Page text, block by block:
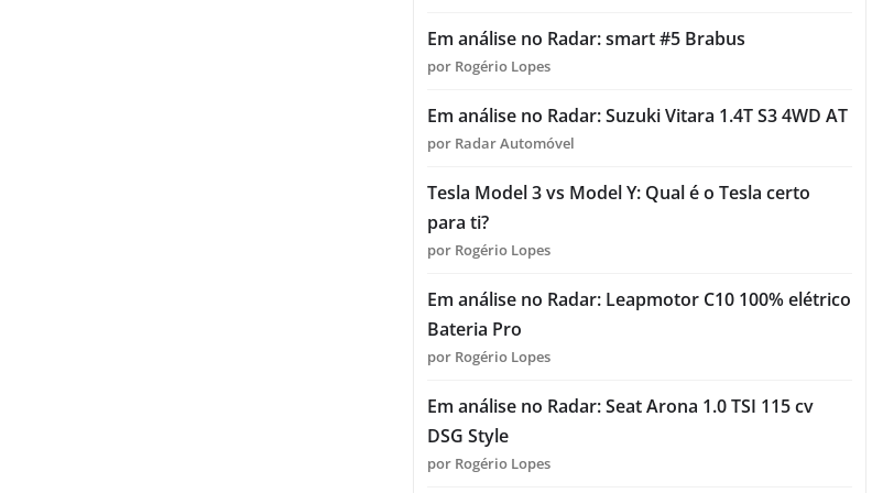
Em análise no Radar: smart #5 Brabus
por Rogério Lopes
Em análise no Radar: Suzuki Vitara 1.4T S3 4WD AT
por Radar Automóvel
Tesla Model 3 vs Model Y: Qual é o Tesla certo
para ti?
por Rogério Lopes
Em análise no Radar: Leapmotor C10 100% elétrico
Bateria Pro
por Rogério Lopes
Em análise no Radar: Seat Arona 1.0 TSI 115 cv
DSG Style
por Rogério Lopes